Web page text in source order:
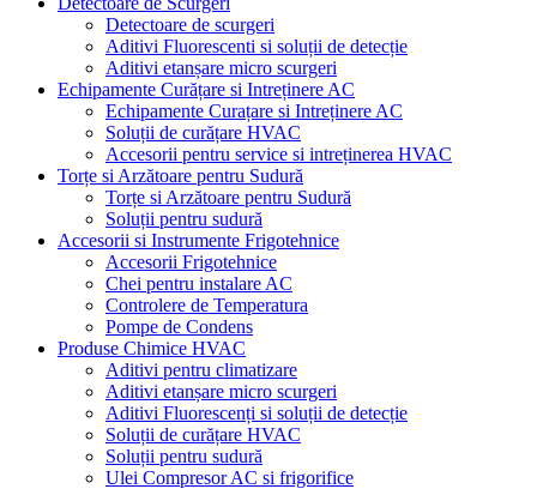
Detectoare de scurgeri
Aditivi Fluorescenti si soluții de detecție
Aditivi etanșare micro scurgeri
Echipamente Curățare si Intreținere AC
Echipamente Curațare si Intreținere AC
Soluții de curățare HVAC
Accesorii pentru service si intreținerea HVAC
Torțe si Arzătoare pentru Sudură
Torțe si Arzătoare pentru Sudură
Soluții pentru sudură
Accesorii si Instrumente Frigotehnice
Accesorii Frigotehnice
Chei pentru instalare AC
Controlere de Temperatura
Pompe de Condens
Produse Chimice HVAC
Aditivi pentru climatizare
Aditivi etanșare micro scurgeri
Aditivi Fluorescenți si soluții de detecție
Soluții de curățare HVAC
Soluții pentru sudură
Ulei Compresor AC si frigorifice